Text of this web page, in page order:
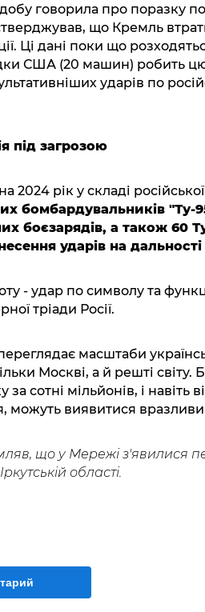
говорила про поразку
що Кремль
Ці дані поки що
США (20 машин) робить
ударів по
під загрозою
2024 рік у складі
бомбардувальників "Ту-
боєзарядів, а також 60
ударів на
- удар по символу та
тріади Росії.
масштаби
Москві, а й решті світу.
сотні мільйонів, і навіть
можуть виявитися
що у Мережі з'явилися
області.